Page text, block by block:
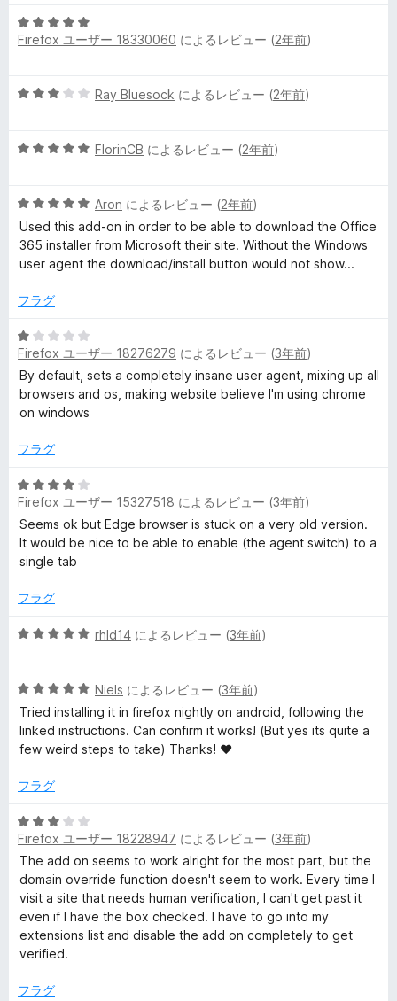
5
段
5
価
Firefox ユーザー 18330060 によるレビュー (2年前)
5
中
評
価
Ray Bluesock によるレビュー (2年前)
5
中
5
の
評
FlorinCB によるレビュー (2年前)
5
段
階
中
の
価
Aron によるレビュー (2年前)
Used this add-on in order to be able to download the Office
365 installer from Microsoft their site. Without the Windows
user agent the download/install button would not show...
フラグ
5
段
階
中
1
評
Firefox ユーザー 18276279 によるレビュー (3年前)
By default, sets a completely insane user agent, mixing up all
browsers and os, making website believe I'm using chrome
on windows
フラグ
5
段
階
中
4
評
Firefox ユーザー 15327518 によるレビュー (3年前)
Seems ok but Edge browser is stuck on a very old version.
It would be nice to be able to enable (the agent switch) to a
single tab
フラグ
5
中
5
の
評
rhld14 によるレビュー (3年前)
5
段
階
中
の
価
Niels によるレビュー (3年前)
Tried installing it in firefox nightly on android, following the
linked instructions. Can confirm it works! (But yes its quite a
few weird steps to take) Thanks! ♥
フラグ
5
段
階
中
3
の
評
価
Firefox ユーザー 18228947 によるレビュー (3年前)
The add on seems to work alright for the most part, but the
domain override function doesn't seem to work. Every time I
visit a site that needs human verification, I can't get past it
even if I have the box checked. I have to go into my
extensions list and disable the add on completely to get
verified.
フラグ